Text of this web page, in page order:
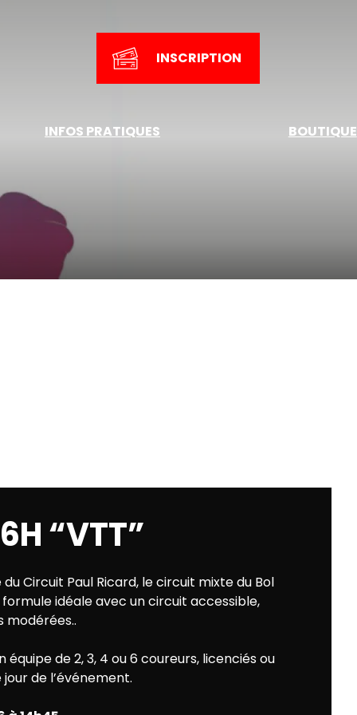
INSCRIPTION
INFOS PRATIQUES BOUTIQUE
“VTT”
du Circuit Paul Ricard, le circuit mixte du Bol
formule idéale avec un circuit accessible,
de 2, 3, 4 ou 6 coureurs, licenciés ou
de l’événement.